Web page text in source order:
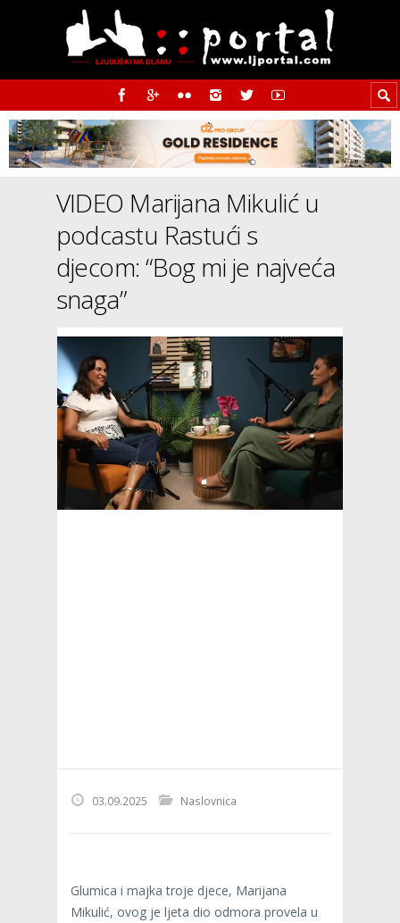
VIDEO Marijana Mikulić u
podcastu Rastući s
djecom: “Bog mi je najveća
snaga”
03.09.2025 Naslovnica
Glumica i majka troje djece, Marijana
Mikulić, ovog je ljeta dio odmora provela u